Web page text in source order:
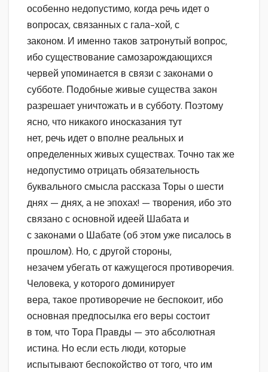
особенно недопустимо, когда речь идет о
вопросах, связанных с гала-хой, с
законом. И именно таков затронутый вопрос,
ибо существование самозарождающихся
червей упоминается в связи с законами о
субботе. Подобные живые существа закон
разрешает уничтожать и в субботу. Поэтому
ясно, что никакого иносказания тут
нет, речь идет о вполне реальных и
определенных живых существах. Точно так же
недопустимо отрицать обязательность
буквального смысла рассказа Торы о шести
днях — днях, а не эпохах! — творения, ибо это
связано с основной идеей Шабата и
с законами о Шабате (об этом уже писалось в
прошлом). Но, с другой стороны,
незачем убегать от кажущегося противоречия.
Человека, у которого доминирует
вера, такое противоречие не беспокоит, ибо
основная предпосылка его веры состоит
в том, что Тора Правды — это абсолютная
истина. Но если есть люди, которые
испытывают беспокойство от того, что им